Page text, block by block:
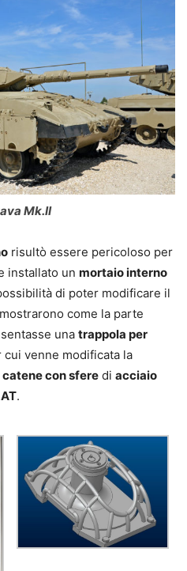
Mk.II
risultò essere pericoloso per
installato un mortaio interno
di poter modificare il
come la parte
una trappola per
cui venne modificata la
catene con sfere di acciaio
.